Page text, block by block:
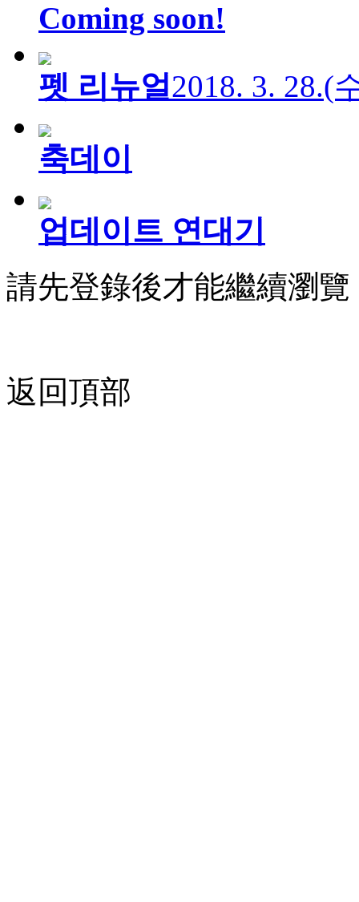
Coming soon!
펫 리뉴얼2018. 3. 28.(
축데이
업데이트 연대기
請先登錄後才能繼續瀏覽
返回頂部